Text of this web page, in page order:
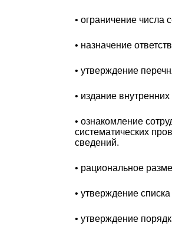
• ограничение числа
• назначение
• утверждение
• издание
• ознакомление
систематических
сведений.
• рациональное
• утверждение
• утверждение